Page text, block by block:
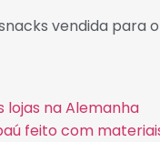
vendida para
lojas na Alemanha
feito com